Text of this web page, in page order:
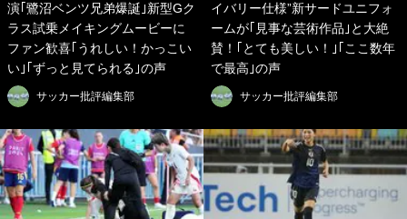
演｢鷺沼ベンツ兄弟爆誕｣新型Gク
ラス試乗メイキングムービーに
ファン歓喜｢うれしい！かっこい
い｣｢ずっと見てられる｣の声
サッカー批評編集部
イバリー仕様”新サードユニフォ
ームが｢見事な芸術作品｣と大絶
賛！｢とても美しい！｣｢ここ数年
で最高｣の声
サッカー批評編集部